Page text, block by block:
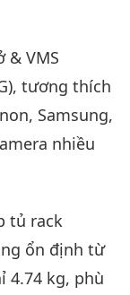
VMS
tương thích
Samsung,
nhiều
tủ rack
ổn định từ
4.74 kg, phù